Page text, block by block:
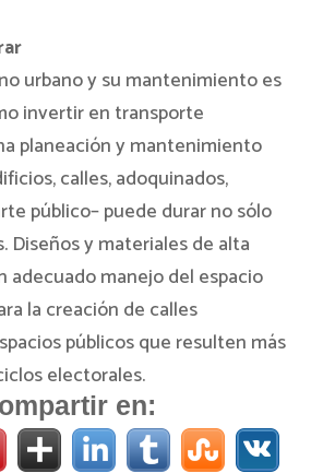
urbano y su mantenimiento es
invertir en transporte
planeación y mantenimiento
calles, adoquinados,
público– puede durar no sólo
Diseños y materiales de alta
adecuado manejo del espacio
la creación de calles
públicos que resulten más
electorales.
en: